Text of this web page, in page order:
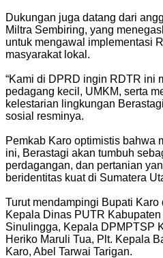
Dukungan juga datang dari
Miltra Sembiring, yang
untuk mengawal implementasi
masyarakat lokal.
“Kami di DPRD ingin RDTR ini
pedagang kecil, UMKM, serta
kelestarian lingkungan
sosial resminya.
Pemkab Karo optimistis bahwa
ini, Berastagi akan tumbuh
perdagangan, dan pertanian
beridentitas kuat di Sumatera
Turut mendampingi Bupati Karo
Kepala Dinas PUTR
Sinulingga, Kepala DPMPTSP
Heriko Maruli Tua, Plt. Kepala
Karo, Abel Tarwai Tarigan.